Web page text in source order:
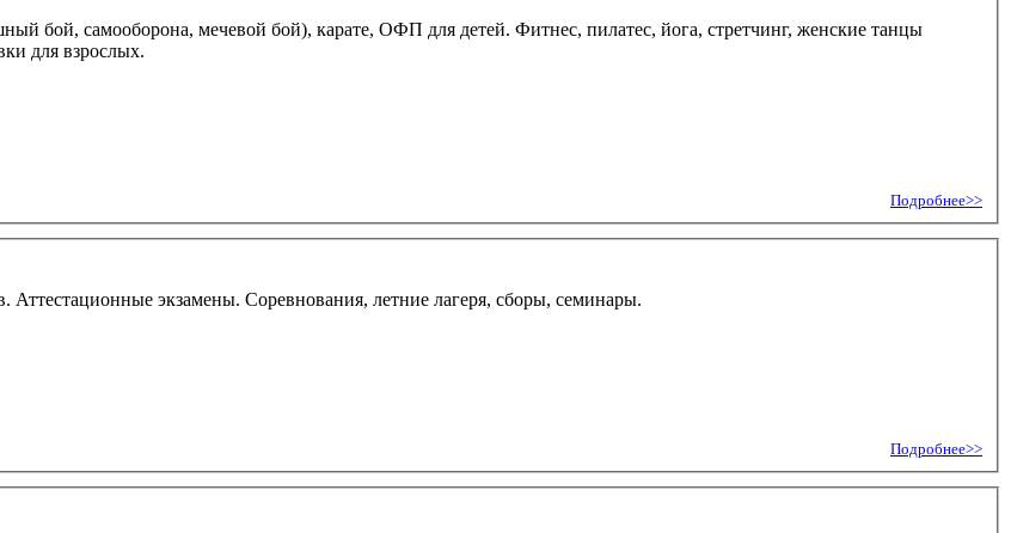
бой, самооборона, мечевой бой), карате, ОФП для детей. Фитнес, пилатес, йога, стретчинг, женские танцы
для взрослых.
Подробнее>>
экзамены. Соревнования, летние лагеря, сборы, семинары.
Подробнее>>